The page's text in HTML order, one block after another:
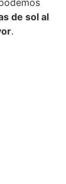
de sol al
.